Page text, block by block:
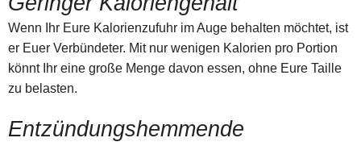
Wenn Ihr Eure Kalorienzufuhr im Auge behalten möchtet, ist
er Euer Verbündeter. Mit nur wenigen Kalorien pro Portion
könnt Ihr eine große Menge davon essen, ohne Eure Taille
zu belasten.
Entzündungshemmende